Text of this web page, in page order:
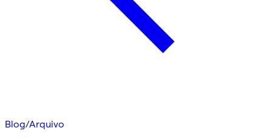
Blog/Arquivo